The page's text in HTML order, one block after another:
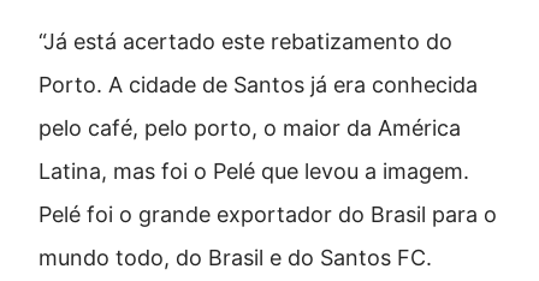
“Já está acertado este rebatizamento do
Porto. A cidade de Santos já era conhecida
pelo café, pelo porto, o maior da América
Latina, mas foi o Pelé que levou a imagem.
Pelé foi o grande exportador do Brasil para o
mundo todo, do Brasil e do Santos FC.